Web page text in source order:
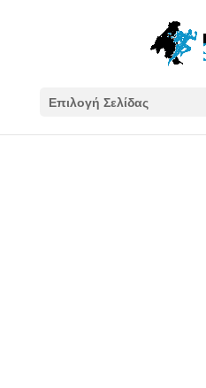
Επιλογή Σελίδας